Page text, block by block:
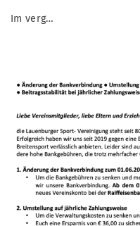
Im verg…